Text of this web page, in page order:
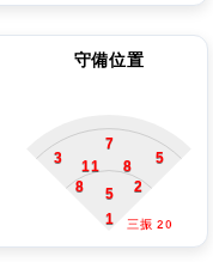
守備位置
3
7
5
11
8
8
2
5
1 三振 20